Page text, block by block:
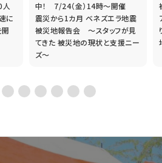
人
に
中！ 7/24（金）14時～開催
震災から1カ月 ベネズエラ地震
被災地報告会 ～スタッフが見
てきた 被災地の現状と支援ニー
ズ～